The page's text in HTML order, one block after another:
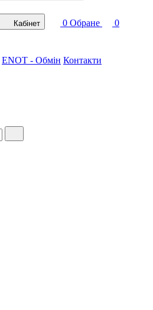
Кабінет 0 Обране
0
ENOT - Обмін Контакти